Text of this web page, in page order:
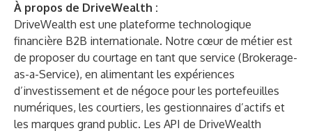
À propos de DriveWealth :
DriveWealth est une plateforme technologique
financière B2B internationale. Notre cœur de métier est
de proposer du courtage en tant que service (Brokerage-
as-a-Service), en alimentant les expériences
d’investissement et de négoce pour les portefeuilles
numériques, les courtiers, les gestionnaires d’actifs et
les marques grand public. Les API de DriveWealth